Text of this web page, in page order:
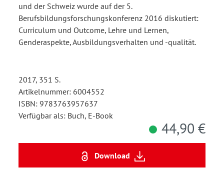
und der Schweiz wurde auf der 5.
Berufsbildungsforschungskonferenz 2016 diskutiert:
Curriculum und Outcome, Lehre und Lernen,
Genderaspekte, Ausbildungsverhalten und -qualität.
2017, 351 S.
Artikelnummer: 6004552
ISBN: 9783763957637
Verfügbar als: Buch, E-Book
44,90 €
Download